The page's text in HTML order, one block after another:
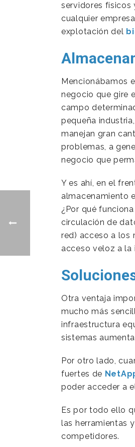
servidores físicos
cualquier
explotación del
Mencionábamos
negocio que gire
campo
pequeña
manejan gran
problemas, a
negocio que
Y es ahí, en el
almacenamiento
¿Por qué
circulación de
red) acceso a los
acceso veloz a
Otra ventaja
mucho más
infraestructura
sistemas
Por otro lado,
fuertes de
poder acceder a
Es por todo ello
las herramientas
competidores.